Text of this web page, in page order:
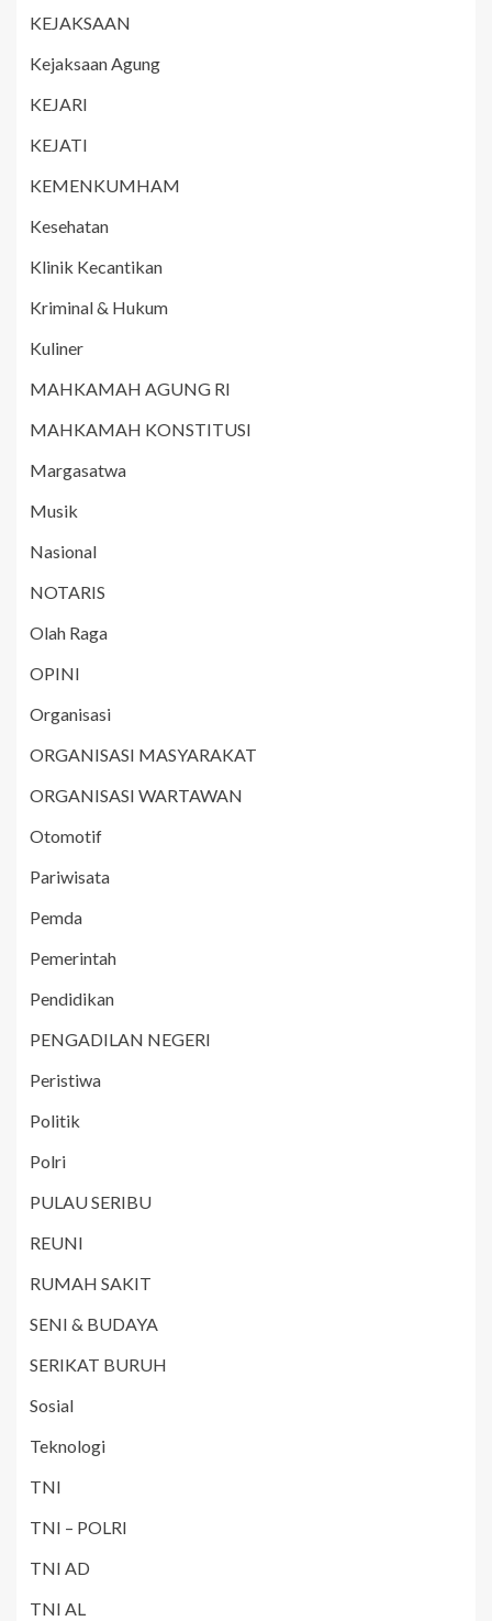
KEJAKSAAN
Kejaksaan Agung
KEJARI
KEJATI
KEMENKUMHAM
Kesehatan
Klinik Kecantikan
Kriminal & Hukum
Kuliner
MAHKAMAH AGUNG RI
MAHKAMAH KONSTITUSI
Margasatwa
Musik
Nasional
NOTARIS
Olah Raga
OPINI
Organisasi
ORGANISASI MASYARAKAT
ORGANISASI WARTAWAN
Otomotif
Pariwisata
Pemda
Pemerintah
Pendidikan
PENGADILAN NEGERI
Peristiwa
Politik
Polri
PULAU SERIBU
REUNI
RUMAH SAKIT
SENI & BUDAYA
SERIKAT BURUH
Sosial
Teknologi
TNI
TNI – POLRI
TNI AD
TNI AL